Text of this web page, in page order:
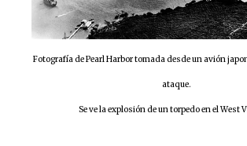
Fotografía de Pearl Harbor tomada desde un avión
ataque.
Se ve la explosión de un torpedo en el West